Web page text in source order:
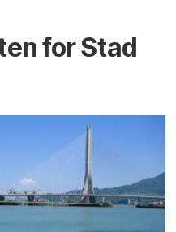
for Stad